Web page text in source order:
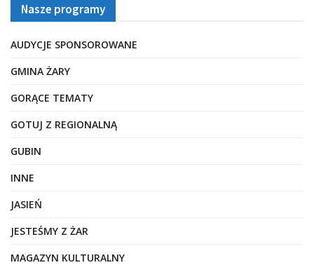
Nasze programy
AUDYCJE SPONSOROWANE
GMINA ŻARY
GORĄCE TEMATY
GOTUJ Z REGIONALNĄ
GUBIN
INNE
JASIEŃ
JESTEŚMY Z ŻAR
MAGAZYN KULTURALNY